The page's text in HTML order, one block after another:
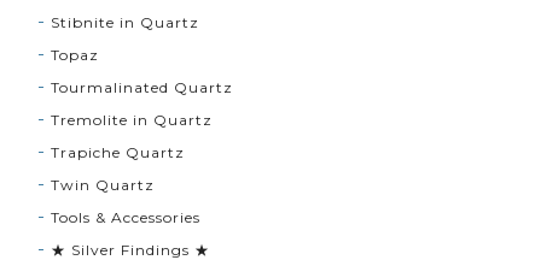
Stibnite in Quartz
Topaz
Tourmalinated Quartz
Tremolite in Quartz
Trapiche Quartz
Twin Quartz
Tools & Accessories
★ Silver Findings ★